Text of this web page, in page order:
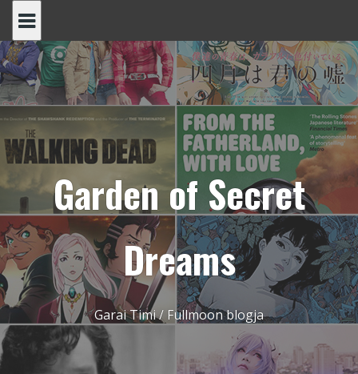
content
Garden of Secret
Dreams
Garai Timi / Fullmoon blogja